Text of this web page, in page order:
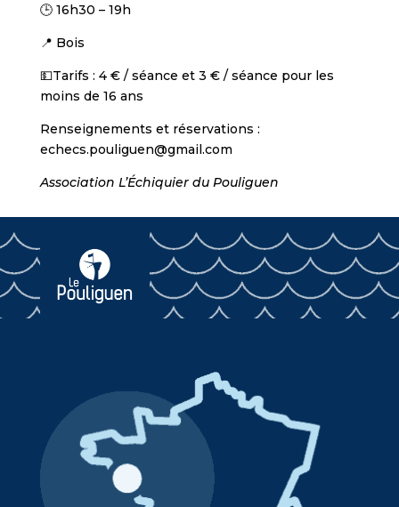
🕒 16h30 – 19h
📍 Bois
💵Tarifs : 4 € / séance et 3 € / séance pour les
moins de 16 ans
Renseignements et réservations :
echecs.pouliguen@gmail.com
Association L’Échiquier du Pouliguen